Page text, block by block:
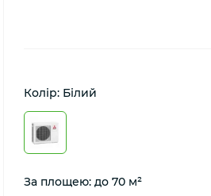
Колір: Білий
За площею: до 70 м²